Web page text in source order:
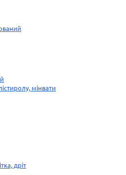
мінвати
дріт